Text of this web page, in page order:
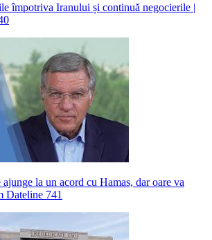
împotriva Iranului și continuă negocierile |
la un acord cu Hamas, dar oare va
Dateline 741